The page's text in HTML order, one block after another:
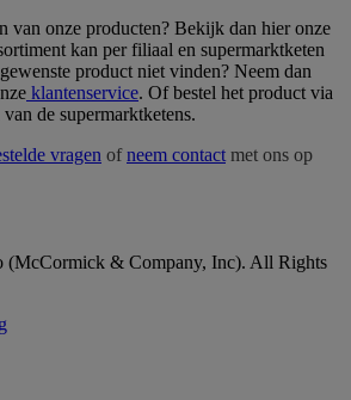
van onze producten? Bekijk dan hier onze
kan per filiaal en supermarktketen
product niet vinden? Neem dan
klantenservice. Of bestel het product via
de supermarktketens.
vragen ofneem contact met ons op
& Company, Inc). All Rights